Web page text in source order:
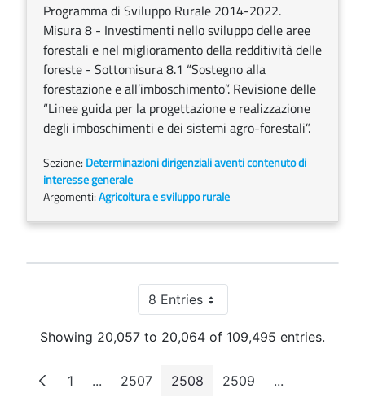
Programma di Sviluppo Rurale 2014-2022.
Misura 8 - Investimenti nello sviluppo delle aree
forestali e nel miglioramento della redditività delle
foreste - Sottomisura 8.1 “Sostegno alla
forestazione e all’imboschimento”. Revisione delle
“Linee guida per la progettazione e realizzazione
degli imboschimenti e dei sistemi agro-forestali”.
Sezione: Determinazioni dirigenziali aventi contenuto di
interesse generale
Argomenti:Agricoltura e sviluppo rurale
8 EntriesPer Page
Showing 20,057 to 20,064 of 109,495 entries.
Page
1 ...Intermediate Pages
Page
2507 Page
2508 Page
2509 ...Intermediate